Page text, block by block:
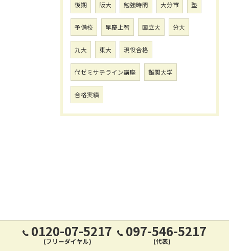
後期 阪大 勉強時間 大分市 塾
予備校 早慶上智 国立大 分大
九大 東大 現役合格
代ゼミサテライン講座 難関大学
合格実績
0120-07-5217
(フリーダイヤル)
097-546-5217
(代表)